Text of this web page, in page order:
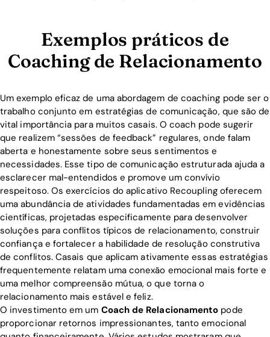
Exemplos práticos de
Coaching de Relacionamento
Um exemplo eficaz de uma abordagem de coaching pode ser o
trabalho conjunto em estratégias de comunicação, que são de
vital importância para muitos casais. O coach pode sugerir
que realizem “sessões de feedback” regulares, onde falam
aberta e honestamente sobre seus sentimentos e
necessidades. Esse tipo de comunicação estruturada ajuda a
esclarecer mal-entendidos e promove um convívio
respeitoso. Os exercícios do aplicativo Recoupling oferecem
uma abundância de atividades fundamentadas em evidências
científicas, projetadas especificamente para desenvolver
soluções para conflitos típicos de relacionamento, construir
confiança e fortalecer a habilidade de resolução construtiva
de conflitos. Casais que aplicam ativamente essas estratégias
frequentemente relatam uma conexão emocional mais forte e
uma melhor compreensão mútua, o que torna o
relacionamento mais estável e feliz.
O investimento em um Coach de Relacionamento pode
proporcionar retornos impressionantes, tanto emocional